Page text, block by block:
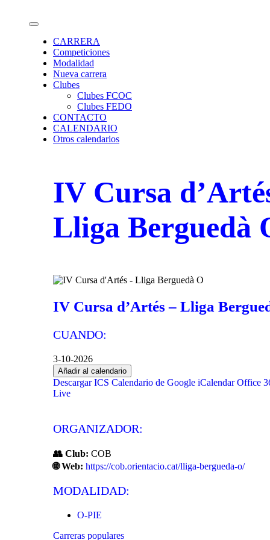
CARRERA
Competiciones
Modalidad
Nueva carrera
Clubes
Clubes FCOC
Clubes FEDO
CONTACTO
CALENDARIO
Otros calendarios
IV Cursa
Lliga Berguedà
IV Cursa d’Artés – Lliga
CUANDO:
3-10-2026
Añadir al calendario
Descargar ICS Calendario de Google iCalendar Office
Live
ORGANIZADOR:
👥 Club: COB
🌐 Web: https://cob.orientacio.cat/lliga-bergueda-o/
MODALIDAD:
O-PIE
Carreras populares